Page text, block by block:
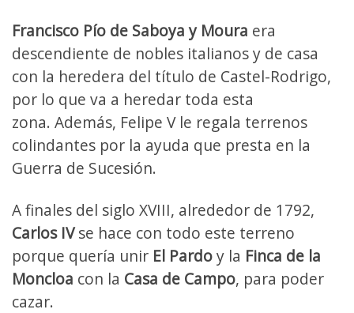
Francisco Pío de Saboya y Moura era
descendiente de nobles italianos y de casa
con la heredera del título de Castel-Rodrigo,
por lo que va a heredar toda esta
zona. Además, Felipe V le regala terrenos
colindantes por la ayuda que presta en la
Guerra de Sucesión.
A finales del siglo XVIII, alrededor de 1792,
Carlos IVse hace con todo este terreno
porque quería unir El Pardoy la Finca de la
Moncloa con la Casa de Campo, para poder
cazar.